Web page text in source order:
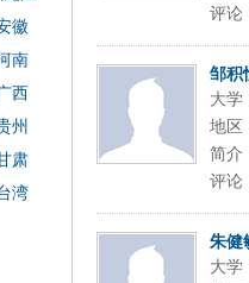
methodmulti
评论
邹积
大学
地区
简介
评论
朱健
大学
徽
南
西
州
肃
湾